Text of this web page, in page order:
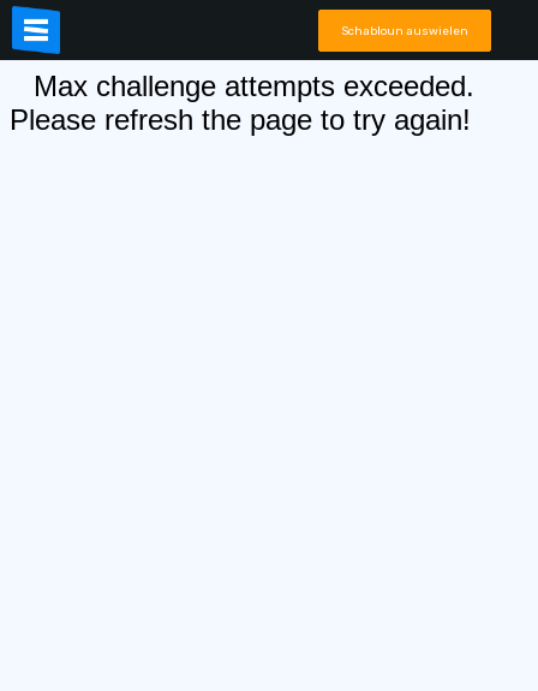
Schabloun auswielen